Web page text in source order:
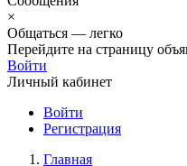
×
Общаться — легко
Перейдите на страницу
Войти
Личный кабинет
Войти
Регистрация
Главная